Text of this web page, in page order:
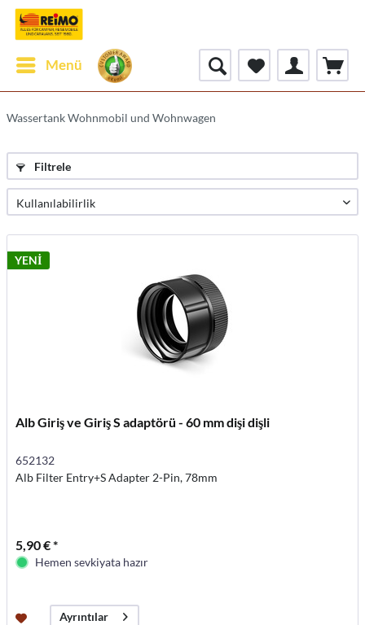
Menü
Wassertank Wohnmobil und Wohnwagen
Filtrele
YENİ
Alb Giriş ve Giriş S adaptörü - 60 mm dişi dişli
652132
Alb Filter Entry+S Adapter 2-Pin, 78mm
5,90 € *
Hemen sevkiyata hazır
Ayrıntılar